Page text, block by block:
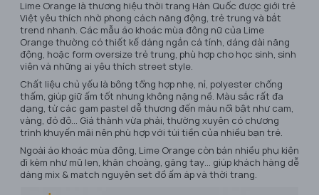
Lime Orange là thương hiệu thời trang Hàn Quốc được giới trẻ
Việt yêu thích nhờ phong cách năng động, trẻ trung và bắt
trend nhanh. Các mẫu áo khoác mùa đông nữ của Lime
Orange thường có thiết kế dáng ngắn cá tính, dáng dài năng
động, hoặc form oversize trẻ trung, phù hợp cho học sinh, sinh
viên và những ai yêu thích street style.
Chất liệu chủ yếu là bông tổng hợp nhẹ, nỉ, polyester chống
thấm, giúp giữ ấm tốt nhưng không nặng nề. Màu sắc rất đa
dạng, từ các gam pastel dễ thương đến màu nổi bật như cam,
vàng, đỏ đô… Giá thành vừa phải, thường xuyên có chương
trình khuyến mãi nên phù hợp với túi tiền của nhiều bạn trẻ.
Ngoài áo khoác mùa đông, Lime Orange còn bán nhiều phụ kiện
đi kèm như mũ len, khăn choàng, găng tay… giúp khách hàng dễ
dàng mix & match nguyên set đồ ấm áp và thời trang.